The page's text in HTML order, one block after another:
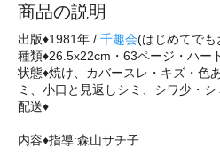
商品の説明
出版♦1981年 / 千趣会(はじめてでも
種類♦26.5x22cm・63ページ・ハー
状態♦焼け、カバースレ・キズ・色
ミ、小口と見返しシミ、シワ少・シ
配送♦
内容♦指導:森山サチ子